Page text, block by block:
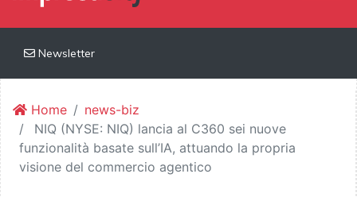
Newsletter
Home
news-biz
NIQ (NYSE: NIQ) lancia al C360 sei nuove
funzionalità basate sull’IA, attuando la propria
visione del commercio agentico